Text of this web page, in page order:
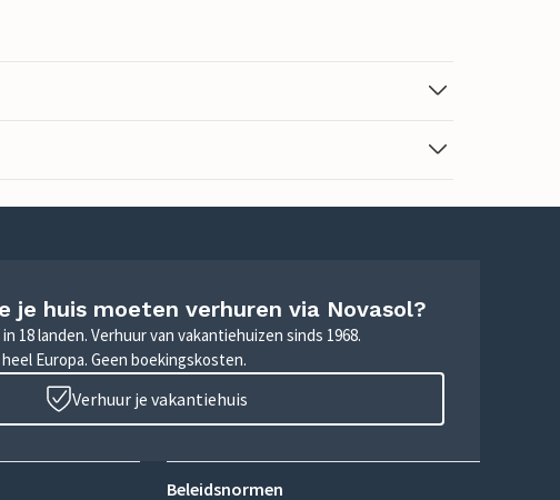
je huis moeten verhuren via Novasol?
18 landen. Verhuur van vakantiehuizen sinds 1968.
Europa. Geen boekingskosten.
Verhuur je vakantiehuis
Beleidsnormen